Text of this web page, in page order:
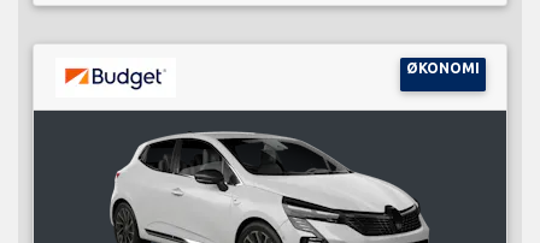
ØKONOMI